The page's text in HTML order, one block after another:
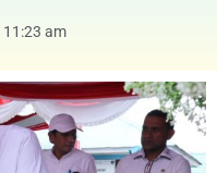
11:23 am